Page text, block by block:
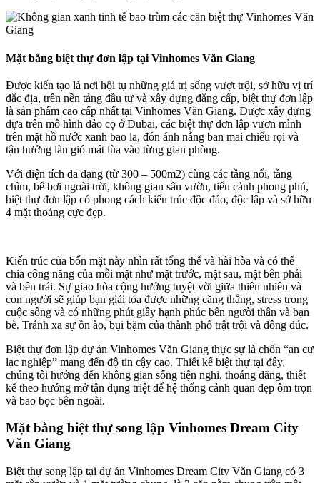
Mặt bằng biệt thự đơn lập tại Vinhomes Văn Giang
Được kiến tạo là nơi hội tụ những giá trị sống vượt trội, sở hữu vị trí
đắc địa, trên nền tảng đầu tư và xây dựng đẳng cấp, biệt thự đơn lập
là sản phẩm cao cấp nhất tại Vinhomes Văn Giang. Được xây dựng
dựa trên mô hình đảo cọ ở Dubai, các biệt thự đơn lập vươn mình
trên mặt hồ nước xanh bao la, đón ánh nắng ban mai chiếu rọi và
tận hưởng làn gió mát lùa vào từng gian phòng.
Với diện tích đa dạng (từ 300 – 500m2) cùng các tầng nổi, tầng
chìm, bể bơi ngoài trời, không gian sân vườn, tiểu cảnh phong phú,
biệt thự đơn lập có phong cách kiến trúc độc đáo, độc lập và sở hữu
4 mặt thoáng cực đẹp.
Kiến trúc của bốn mặt này nhìn rất tổng thể và hài hòa và có thể
chia công năng của mỗi mặt như mặt trước, mặt sau, mặt bên phải
và bên trái. Sự giao hòa cộng hưởng tuyệt vời giữa thiên nhiên và
con người sẽ giúp bạn giải tỏa được những căng thẳng, stress trong
cuộc sống và có những phút giây hạnh phúc bên người thân và bạn
bè. Tránh xa sự ồn ào, bụi bặm của thành phố trật trội và đông đúc.
Biệt thự đơn lập dự án Vinhomes Văn Giang thực sự là chốn “an cư
lạc nghiệp” mang đến độ tin cậy cao. Thiết kế biệt thự tại đây,
chúng tôi hướng đến không gian sống tiện nghi, thoáng đãng, thiết
kế theo hướng mở tận dụng triệt để hệ thống cảnh quan đẹp ôm trọn
và bao bọc bên ngoài.
Mặt bằng biệt thự song lập Vinhomes Dream City
Văn Giang
Biệt thự song lập tại dự án Vinhomes Dream City Văn Giang có 3